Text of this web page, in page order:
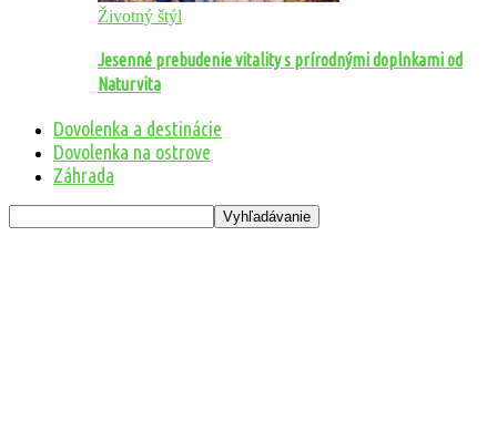
Životný štýl
Jesenné prebudenie vitality s prírodnými doplnkami od
Naturvita
Dovolenka a destinácie
Dovolenka na ostrove
Záhrada